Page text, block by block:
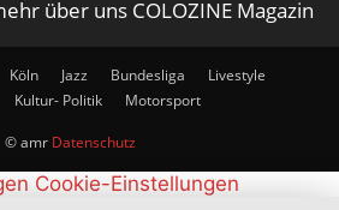
über uns COLOZINE Magazin
Köln Jazz Bundesliga
Livestyle
Kultur- Politik Motorsport
© amr Datenschutz
Cookie-Einstellungen